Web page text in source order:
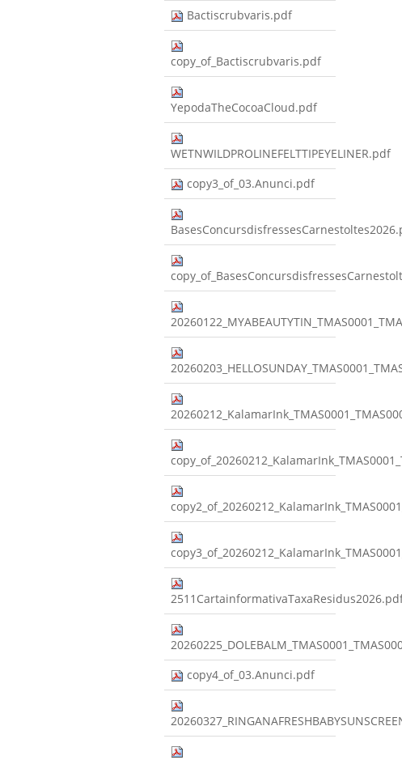
Bactiscrubvaris.pdf
copy_of_Bactiscrubvaris.pdf
YepodaTheCocoaCloud.pdf
WETNWILDPROLINEFELTTIPEYELINER.pdf
copy3_of_03.Anunci.pdf
copy4_of_03.Anunci.pdf